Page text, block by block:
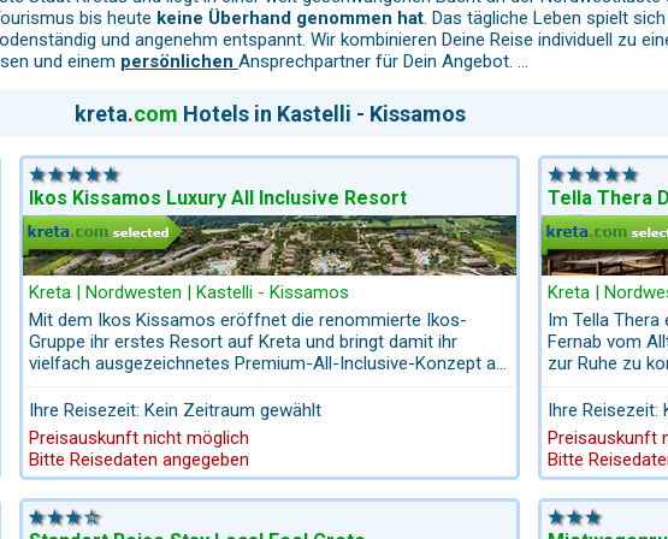
bis heute keine Überhand genommen hat. Das tägliche Leben spielt
und angenehm entspannt. Wir kombinieren Deine Reise individuell zu
und einem persönlichen Ansprechpartner für Dein Angebot.
längeren Aufenthalt benötigt. Besonders spannend:
Mitten in der Stadt liegen
sprichwörtlich auf Geschichte gebaut.
Ort der bedeutendeHafen der dorischen Stadt Polyriniawar und eine
Hafenstadt mit eigener Verwaltung, Thermen und Stadtmauern – zahlreiche
Stadtbild geprägt, wenngleich das alte Kastell im Zweiten Weltkrieg
Bauwerke besticht. Im archäologischen Museum inChania
sind viele Exponate
und Strände Westkretas
Stadtanlage mit spektakulärem Blick über den Golf von Kissamos –
kreta.com Hotels in Kastelli - Kissamos
Ikos Kissamos Luxury All Inclusive Resort
Kreta | Nordwesten | Kastelli - Kissamos
Mit dem Ikos Kissamos eröffnet die renommierte Ikos-
Gruppe ihr erstes Resort auf Kreta und bringt damit ihr
vielfach ausgezeichnetes Premium-All-Inclusive-Konzept an
Sandstrand gelegen und umgeben von großzügigen
Gartenanlagen, verbindet das Resort modernen Luxus mit
der entspannten Atmosphäre Kretas.
Die Hotels der Ikos-Gruppe genießen europaweit einen
exzellenten Ruf und zählen für viele anspruchsvolle Urlauber
Ihre Reisezeit: Kein Zeitraum gewählt
Preisauskunft nicht möglich
Bitte Reisedaten angegeben
Tella Thera
Kreta |
Im Tella
Fernab vom
zur Ruhe zu
die Stille der
ganzheitlichen
Tella Thera ist
Griechenland.
Ihre
Preisauskunft
Bitte